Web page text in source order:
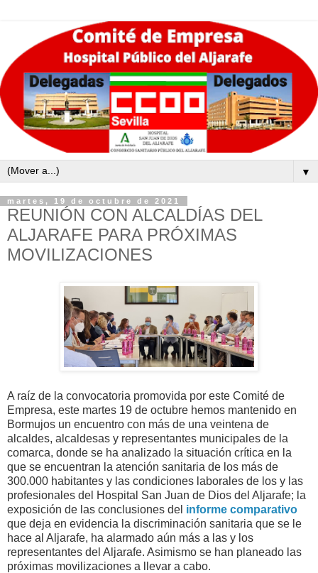
▼
martes, 19 de octubre de 2021
REUNIÓN CON ALCALDÍAS DEL
ALJARAFE PARA PRÓXIMAS
MOVILIZACIONES
A raíz de la convocatoria promovida por este Comité de
Empresa, este martes 19 de octubre hemos mantenido en
Bormujos un encuentro con más de una veintena de
alcaldes, alcaldesas y representantes municipales de la
comarca, donde se ha analizado la situación crítica en la
que se encuentran la atención sanitaria de los más de
300.000 habitantes y las condiciones laborales de los y las
profesionales del Hospital San Juan de Dios del Aljarafe; la
exposición de las conclusiones del informe comparativo
que deja en evidencia la discriminación sanitaria que se le
hace al Aljarafe, ha alarmado aún más a las y los
representantes del Aljarafe. Asimismo se han planeado las
próximas movilizaciones a llevar a cabo.